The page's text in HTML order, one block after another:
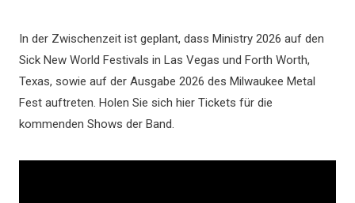
In der Zwischenzeit ist geplant, dass Ministry 2026 auf den
Sick New World Festivals in Las Vegas und Forth Worth,
Texas, sowie auf der Ausgabe 2026 des Milwaukee Metal
Fest auftreten. Holen Sie sich hier Tickets für die
kommenden Shows der Band.